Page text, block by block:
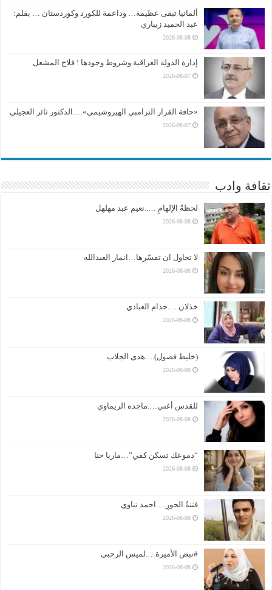
ألمانيا تبقى عظيمة… وداعمة للكورد وكوردستان … بقلم:
عبد الحميد زيباري
2026-08-08
إدارة الدولة العراقية وشروط وجودها ! فلاح المشعل
2026-08-07
«حافة القرار الترامبي الهيروشيمي»….الدكتور ثائر العجيلي
2026-08-07
ثقافة وادب
لحظةُ الإلهامِ …..نعيم عبد مهلهل
2026-08-08
لا تحاول ان تفسّرها…انمار العبدالله
2026-08-08
خذلان .. ..حذام العبادي
2026-08-08
(خليط فصول).. ..هدى الجلاب
2026-08-08
للقدس أغني….ماجده الريماوي
2026-08-08
“دموعك تسكن كفي”…ماريا حنا
2026-08-08
فتنةُ الحورِ….احمد نناوي
2026-08-08
#نبض الأميرة….لميس الرحبي
2026-08-08